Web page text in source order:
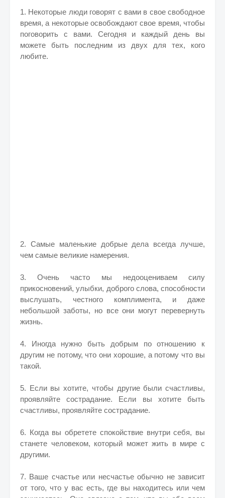
1. Некоторые люди говорят с вами в свое свободное
время, а некоторые освобождают свое время, чтобы
поговорить с вами. Сегодня и каждый день вы
можете быть последним из двух для тех, кого
любите.
2. Самые маленькие добрые дела всегда лучше,
чем самые великие намерения.
3. Очень часто мы недооцениваем силу
прикосновений, улыбки, доброго слова, способности
выслушать, честного комплимента, и даже
небольшой заботы, но все они могут перевернуть
жизнь.
4. Иногда нужно быть добрым по отношению к
другим не потому, что они хорошие, а потому что вы
такой.
5. Если вы хотите, чтобы другие были счастливы,
проявляйте сострадание. Если вы хотите быть
счастливы, проявляйте сострадание.
6. Когда вы обретете спокойствие внутри себя, вы
станете человеком, который может жить в мире с
другими.
7. Ваше счастье или несчастье обычно не зависит
от того, что у вас есть, где вы находитесь или чем